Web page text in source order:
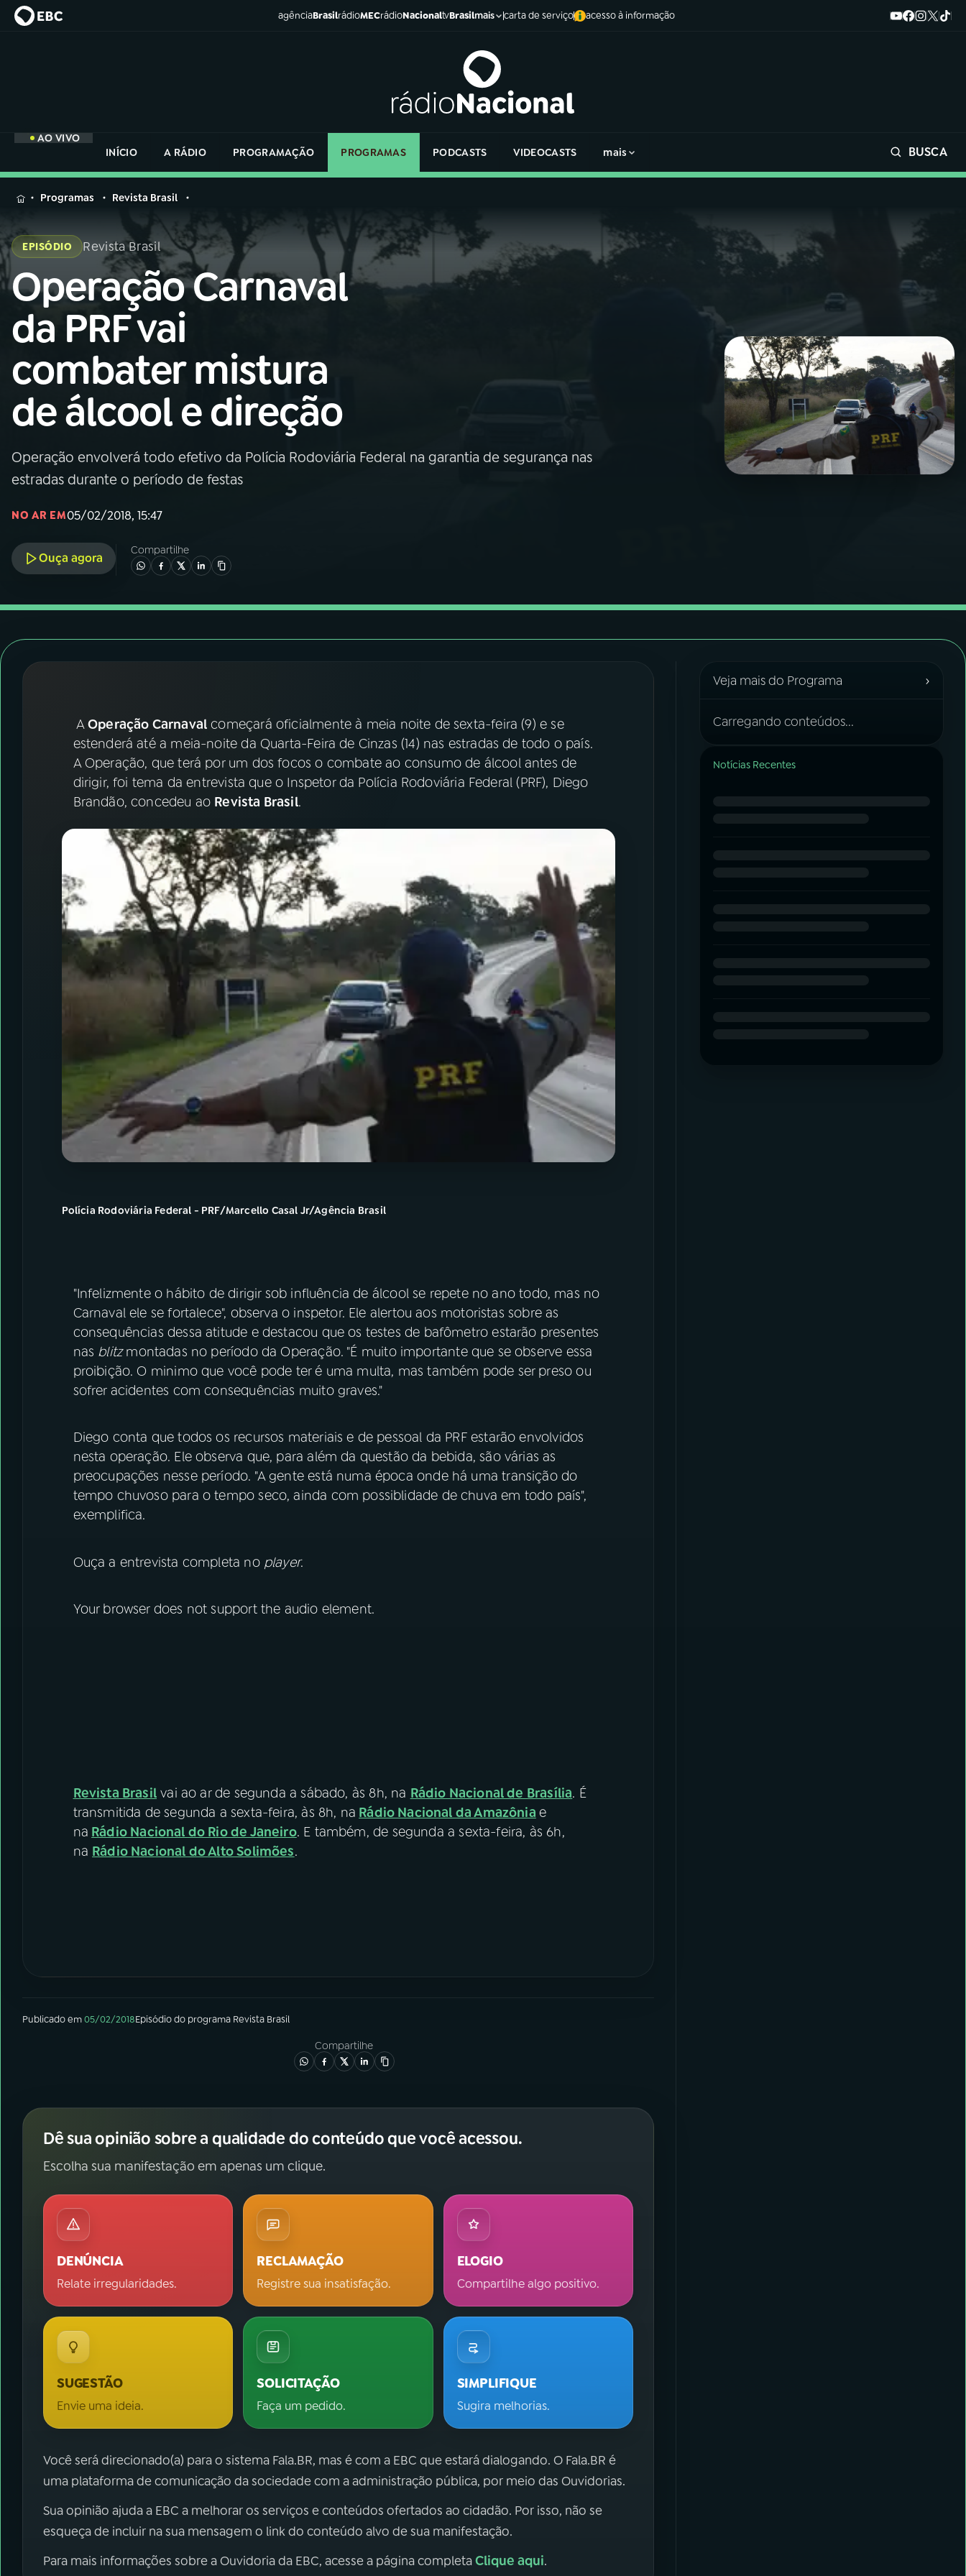
agênciaBrasilrádioMECrádioNacionaltvBrasilmais carta de serviço acesso à informação
AO VIVO
INÍCIO
A RÁDIO PROGRAMAÇÃO PROGRAMAS PODCASTS VIDEOCASTS mais BUSCA
MENU
Buscar
na
Rádio
Nacional
Buscar
01 INÍCIO
02A RÁDIO
03PROGRAMAÇÃO
05 PODCASTS
ACOMPANHE A RÁDIO NACIONAL
YouTube Facebook
Instagram X
TikTok
na
Rádio
Programas Revista Brasil
EPISÓDIO Revista Brasil
Operação Carnaval
da PRF vai
combater mistura
de álcool e direção
Operação envolverá todo efetivo da Polícia Rodoviária Federal na garantia de segurança nas
estradas durante o período de festas
NO AR EM05/02/2018, 15:47
Ouça agora
Compartilhe
AOperação Carnaval começará oficialmente à meia noite de sexta-feira (9) e se
estenderá até a meia-noite da Quarta-Feira de Cinzas (14) nas estradas de todo o país.
A Operação, que terá por um dos focos o combate ao consumo de álcool antes de
dirigir, foi tema da entrevista que o Inspetor da Polícia Rodoviária Federal (PRF), Diego
Brandão, concedeu ao Revista Brasil.
Polícia Rodoviária Federal - PRF/Marcello Casal Jr/Agência Brasil
"Infelizmente o hábito de dirigir sob influência de álcool se repete no ano todo, mas no
Carnaval ele se fortalece", observa o inspetor. Ele alertou aos motoristas sobre as
consequências dessa atitude e destacou que os testes de bafômetro estarão presentes
nas blitzmontadas no período da Operação. "É muito importante que se observe essa
proibição. O minimo que você pode ter é uma multa, mas também pode ser preso ou
sofrer acidentes com consequências muito graves."
Diego conta que todos os recursos materiais e de pessoal da PRF estarão envolvidos
nesta operação. Ele observa que, para além da questão da bebida, são várias as
preocupações nesse período. "A gente está numa época onde há uma transição do
tempo chuvoso para o tempo seco, ainda com possiblidade de chuva em todo país",
exemplifica.
Ouça a entrevista completa no player.
Your browser does not support the audio element.
Revista Brasil vai ao ar de segunda a sábado, às 8h, na Rádio Nacional de Brasília. É
transmitida de segunda a sexta-feira, às 8h, na Rádio Nacional da Amazônia e
na Rádio Nacional do Rio de Janeiro. E também, de segunda a sexta-feira, às 6h,
na Rádio Nacional do Alto Solimões.
Publicado em05/02/2018Episódiodo programa Revista Brasil
Compartilhe
Dê sua opinião sobre a qualidade do conteúdo que você acessou.
Escolha sua manifestação em apenas um clique.
DENÚNCIA
Relate irregularidades.
RECLAMAÇÃO
Registre sua insatisfação.
ELOGIO
Compartilhe algo positivo.
SUGESTÃO
Envie uma ideia.
SOLICITAÇÃO
Faça um pedido.
SIMPLIFIQUE
Sugira melhorias.
Você será direcionado(a) para o sistema Fala.BR, mas é com a EBC que estará dialogando. O Fala.BR é
uma plataforma de comunicação da sociedade com a administração pública, por meio das Ouvidorias.
Sua opinião ajuda a EBC a melhorar os serviços e conteúdos ofertados ao cidadão. Por isso, não se
esqueça de incluir na sua mensagem o link do conteúdo alvo de sua manifestação.
Para mais informações sobre a Ouvidoria da EBC, acesse a página completaClique aqui.
Veja mais do Programa ›
Carregando conteúdos...
Notícias Recentes